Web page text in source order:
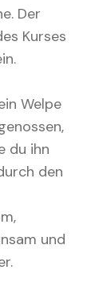
Der
Kurses
Welpe
du ihn
den
und